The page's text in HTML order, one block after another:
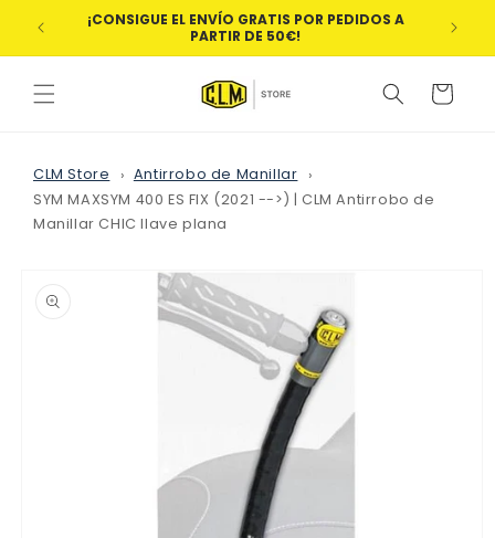
directamente¡CONSIGUE EL ENVÍO GRATIS POR PEDIDOS A
PARTIR DE 50€!
Carrito
CLM Store
Antirrobo de Manillar
SYM MAXSYM 400 ES FIX (2021 -->) | CLM Antirrobo de
Manillar CHIC llave plana
información